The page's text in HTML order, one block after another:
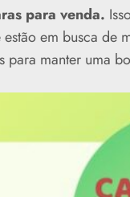
para venda.
em busca
manter uma